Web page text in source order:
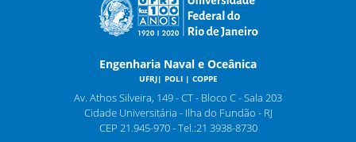
Engenharia Naval e Oceânica
UFRJ| POLI | COPPE
Av. Athos Silveira, 149 - CT - Bloco C - Sala 203
Cidade Universitária - Ilha do Fundão - RJ
CEP 21.945-970 - Tel.:21 3938-8730